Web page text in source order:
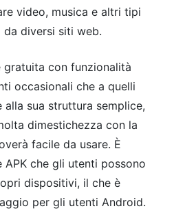
video, musica e altri tipi
diversi siti web.
gratuita con funzionalità
occasionali che a quelli
alla sua struttura semplice,
dimestichezza con la
facile da usare. È
che gli utenti possono
dispositivi, il che è
per gli utenti Android.